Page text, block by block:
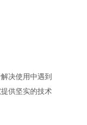
决使用中遇到
供坚实的技术